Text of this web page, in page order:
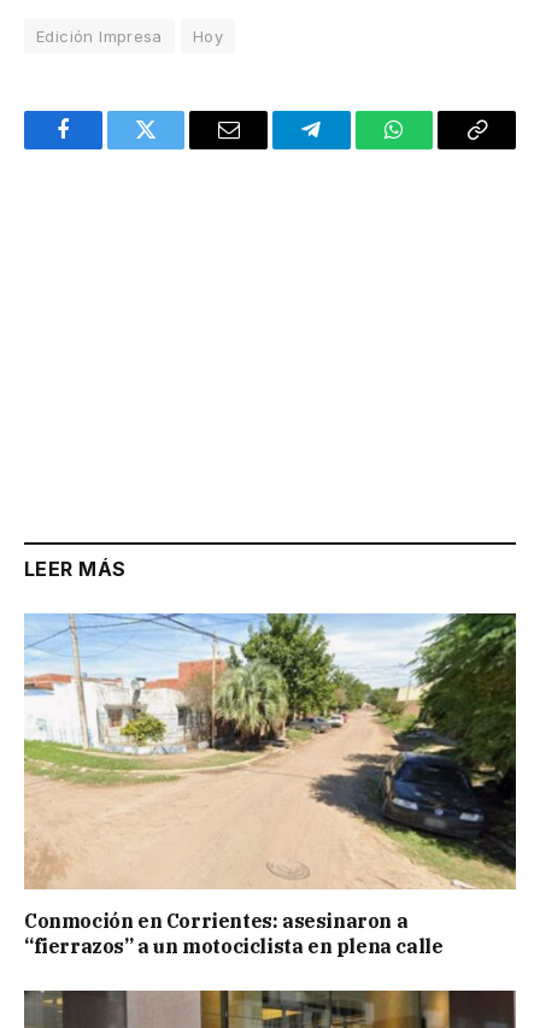
Edición Impresa Hoy
FacebookTwitter Email TelegramWhatsAppCopy
LEER MÁS
Conmoción en Corrientes: asesinaron a
“fierrazos” a un motociclista en plena calle